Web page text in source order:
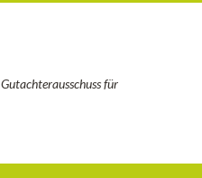
Gutachterausschuss für